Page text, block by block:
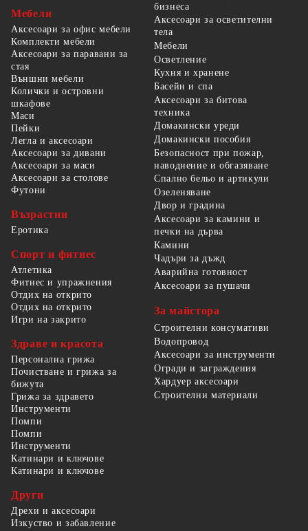
Мебели
Аксесоари за офис мебели
Комплекти мебели
Аксесоари за паравани за
стая
Външни мебели
Колички и островни
шкафове
Маси
Пейки
Легла и аксесоари
Аксесоари за дивани
Аксесоари за маси
Аксесоари за столове
Футони
Възрастни
Еротика
Спорт и фитнес
Атлетика
Фитнес и упражнения
Отдих на открито
Отдих на открито
Игри на закрито
Здраве и красота
Персонална грижа
Почистване и грижа за
бижута
Грижа за здравето
бизнеса
Аксесоари за осветителни
тела
Мебели
Осветление
Кухня и хранене
Басейн и спа
Аксесоари за битова
техника
Домакински уреди
Домакински пособия
Безопасност при пожар,
наводнение и обгазяване
Спално бельо и артикули
Озеленяване
Двор и градина
Аксесоари за камини и
печки на дърва
Камини
Чадъри за дъжд
Аварийна готовност
Аксесоари за пушачи
За майстора
Строителни консумативи
Водопровод
Аксесоари за инструменти
Огради и заграждения
Хардуер аксесоари
Строителни материали
Инструменти
Помпи
Помпи
Инструменти
Катинари и ключове
Катинари и ключове
Други
Дрехи и аксесоари
Изкуство и забавление